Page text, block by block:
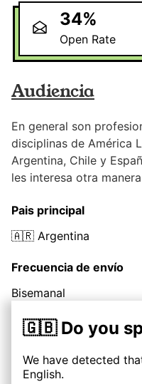
🇬🇧 Do you
We have detected
English.
34%
Open Rate
Audiencia
En general son
disciplinas de América
Argentina, Chile y
les interesa otra
Pais principal
🇦🇷 Argentina
Frecuencia de envío
Bisemanal
Precios